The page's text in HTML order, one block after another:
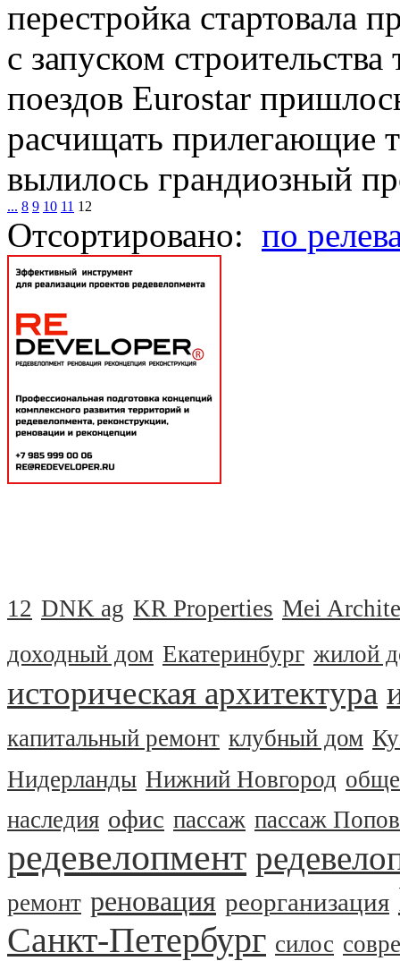
перестройка стартовала
с запуском
поездов Eurostar
расчищать прилегающие
вылилось грандиозный
... 8 9 10 11 12
Отсортировано: по
12 DNK ag KR Properties Mei
доходный дом Екатеринбург жилой
историческая архитектура
капитальный ремонт клубный дом
Нидерланды Нижний Новгород
наследия офис пассаж пассаж
редевелопмент
ремонт реновация реорганизация
Санкт-Петербург силос